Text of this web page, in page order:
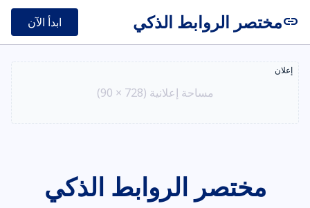
linkمختصر الروابط الذكي ابدأ الآن
إعلان
مساحة إعلانية (728 × 90)
مختصر الروابط الذكي